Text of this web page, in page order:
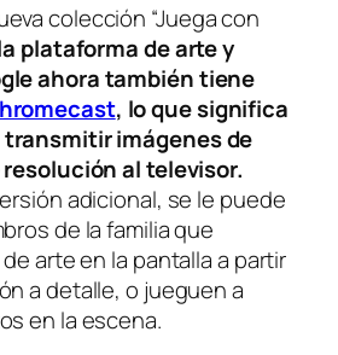
colección “Juega con
plataforma de arte y
ahora también tiene
, lo que significa
imágenes de
al televisor.
adicional, se le puede
de la familia que
arte en la pantalla a partir
a detalle, o jueguen a
en la escena.